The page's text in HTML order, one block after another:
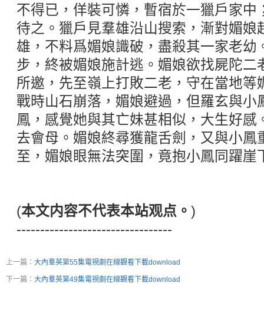
不得已，佯裝可憐，暫宿於一獵戶家中
待之。獵戶見羣雄沿山搜索，漸對媚娘
雄，不料爲媚娘識破，盡殺其一家老幼
步，終被媚娘施計逃。媚娘欲找屍陀二
所邀，先至嶺上打敗二老，守在當地等
戰時山石崩落，媚娘避過，但羅玄與小
鳳，感覺她與其亡妹甚相似，大生好感
去會母。媚娘終尋獲龍舌劍，又與小鳳
至，媚娘眼無法突圍，竟抱小鳳同躍崖
(本文内容不代表本站观点。 )
---------------------------------
上一篇： 大內羣英第55集電視劇在線觀看下載download
下一篇： 大內羣英第49集電視劇在線觀看下載download